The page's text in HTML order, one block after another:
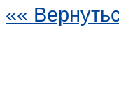
««